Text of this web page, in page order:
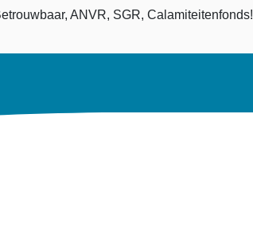
gaan ANVR, SGR, Calamiteitenfonds!